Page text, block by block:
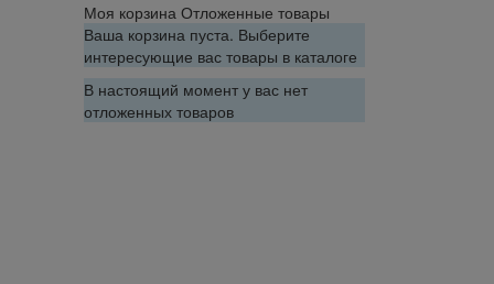
Моя корзина Отложенные товары
Ваша корзина пуста. Выберите
интересующие вас товары в каталоге
В настоящий момент у вас нет
отложенных товаров